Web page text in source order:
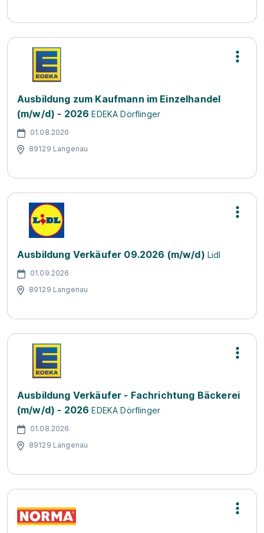
Ausbildung zum Kaufmann im Einzelhandel
(m/w/d) - 2026 EDEKA Dörflinger
01.08.2026
89129 Langenau
Ausbildung Verkäufer 09.2026 (m/w/d) Lidl
01.09.2026
89129 Langenau
Ausbildung Verkäufer - Fachrichtung Bäckerei
(m/w/d) - 2026 EDEKA Dörflinger
01.08.2026
89129 Langenau